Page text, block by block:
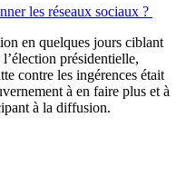
les réseaux sociaux ?
en quelques jours ciblant
présidentielle,
contre les ingérences était
à en faire plus et à
à la diffusion.